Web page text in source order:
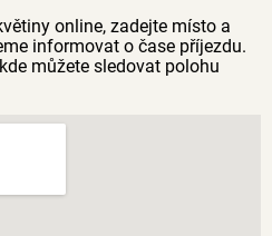
online, zadejte místo a
informovat o čase příjezdu.
můžete sledovat polohu